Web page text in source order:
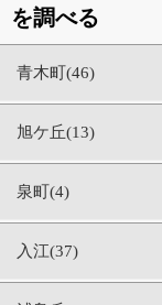
を調べる
青木町(46)
旭ケ丘(13)
泉町(4)
入江(37)